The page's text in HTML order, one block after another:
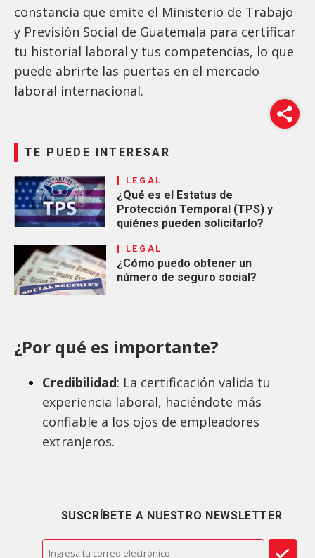
constancia que emite el Ministerio de Trabajo
y Previsión Social de Guatemala para certificar
tu historial laboral y tus competencias, lo que
puede abrirte las puertas en el mercado
laboral internacional.
TE PUEDE INTERESAR
LEGAL
¿Qué es el Estatus de
Protección Temporal (TPS) y
quiénes pueden solicitarlo?
LEGAL
¿Cómo puedo obtener un
número de seguro social?
¿Por qué es importante?
Credibilidad: La certificación valida tu
experiencia laboral, haciéndote más
confiable a los ojos de empleadores
extranjeros.
SUSCRÍBETE A NUESTRO NEWSLETTER